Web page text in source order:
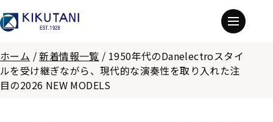
ホーム /新着情報一覧 / 1950年代のDanelectroスタイ
ルを受け継ぎながら、現代的な演奏性を取り入れた注
目の2026 NEW MODELS